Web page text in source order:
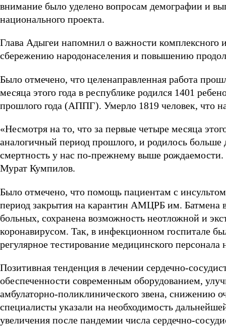
внимание было уделено вопросам демографии и
национального проекта.
Глава Адыгеи напомнил о важности комплексного
сбережению народонаселения и повышению
Было отмечено, что целенаправленная работа
месяца этого года в республике родился 1401
прошлого года (АППГ). Умерло 1819 человек, что
«Несмотря на то, что за первые четыре месяца
аналогичный период прошлого, и родилось больше
смертность у нас по-прежнему выше
Мурат Кумпилов.
Было отмечено, что помощь пациентам с
период закрытия на карантин АМЦРБ им. Батмена
больных, сохранена возможность неотложной и
коронавирусом. Так, в инфекционном госпитале
регулярное тестирование медицинского
Позитивная тенденция в лечении сердечно-
обеспеченности современным оборудованием,
амбулаторно-поликлинического звена, снижению
специалисты указали на необходимость
увеличения после пандемии числа сердечно-